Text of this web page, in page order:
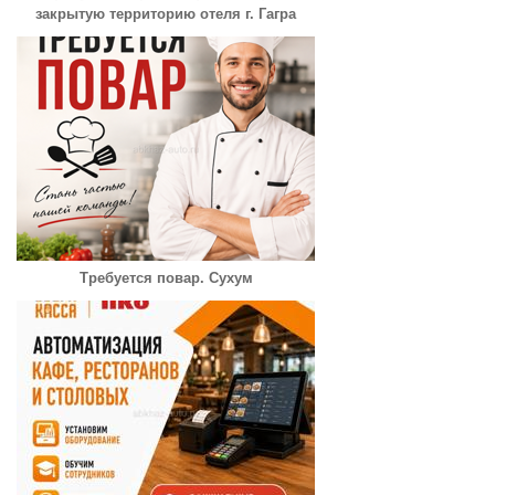
закрытую территорию отеля г. Гагра
Требуется повар. Сухум